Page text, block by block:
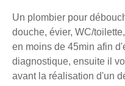
Un plombier pour
douche, évier, WC/
en moins de 45min afin
diagnostique, ensuite il
avant la réalisation d'un